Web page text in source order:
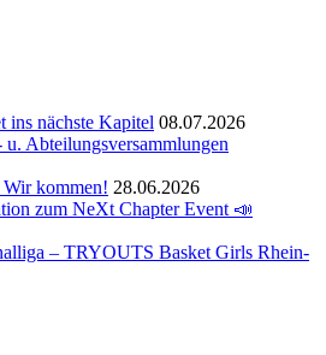
ins nächste Kapitel 08.07.2026
Abteilungsversammlungen
kommen! 28.06.2026
zum NeXt Chapter Event 📣
– TRYOUTS Basket Girls Rhein-